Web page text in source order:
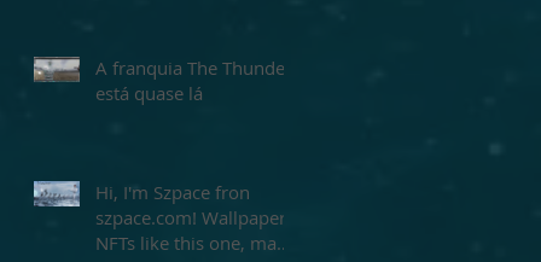
A franquia The Thunder
está quase lá
Hi, I'm Szpace fron
szpace.com! Wallpaper
NFTs like this one, made